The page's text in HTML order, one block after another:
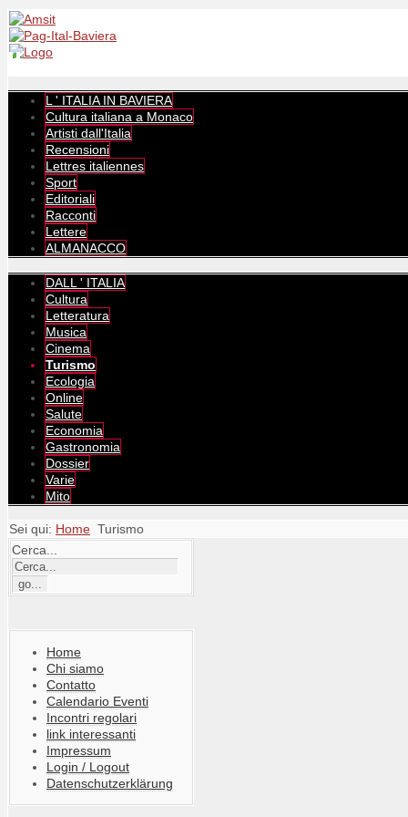
L ' ITALIA IN BAVIERA
Cultura italiana a Monaco
Artisti dall'Italia
Recensioni
Lettres italiennes
Sport
Editoriali
Racconti
Lettere
ALMANACCO
DALL ' ITALIA
Cultura
Letteratura
Musica
Cinema
Turismo
Ecologia
Online
Salute
Economia
Gastronomia
Dossier
Varie
Mito
Sei qui: Home Turismo
Cerca...
Home
Chi siamo
Contatto
Calendario Eventi
Incontri regolari
link interessanti
Impressum
Login / Logout
Datenschutzerklärung